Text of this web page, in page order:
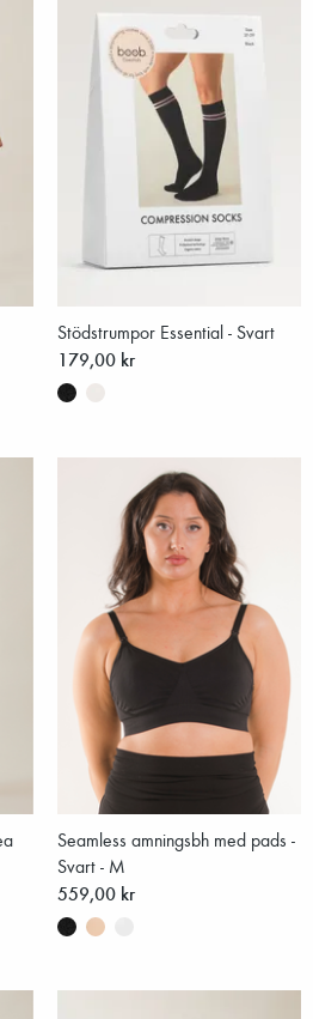
Stödstrumpor Essential - Svart
179,00 kr
Seamless amningsbh med pads -
Svart - M
559,00 kr